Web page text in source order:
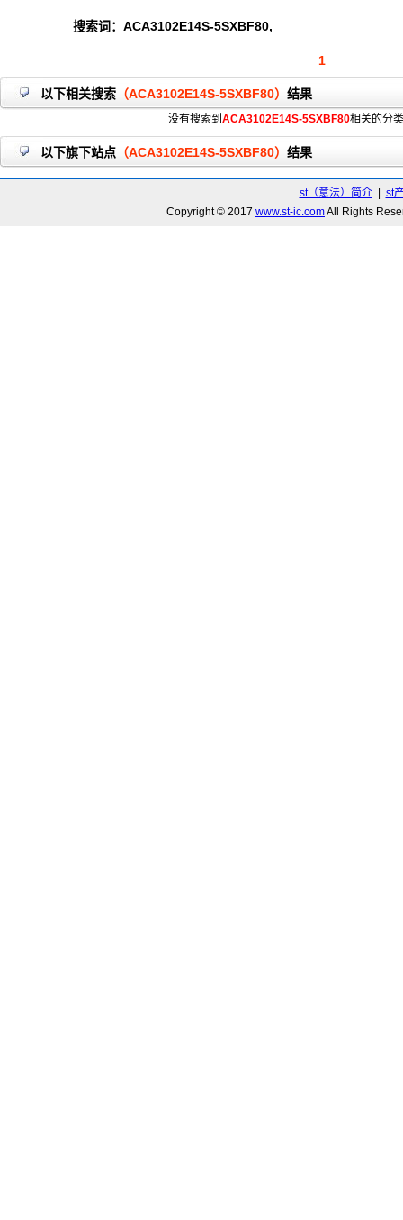
搜索词：ACA3102E14S-5SXBF80,
1
以下相关搜索 （ACA3102E14S-5SXBF80） 结果
没有搜索到 ACA3102E14S-5SXBF80相关的分
以下旗下站点 （ACA3102E14S-5SXBF80） 结果
st（意法）简介| st
Copyright © 2017 www.st-ic.comAll Rights